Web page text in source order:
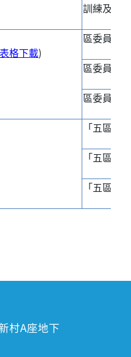
訓練及活
表格下載)
區委員會
區委員會
區委員會
「五區交
「五區交
「五區交
村A座地下